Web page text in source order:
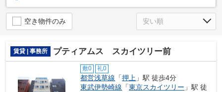
空き物件のみ
賃貸 | 事務所 プティアムス スカイツリー前
敷0 礼0
都営浅草線 「押上 」駅 徒歩4分
東武伊勢崎線 「東京スカイツリー 」駅 徒